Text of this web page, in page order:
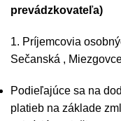
prevádzkovateľa)
1. Príjemcovia
Sečanská ,
Podieľajúce sa na
platieb na základe